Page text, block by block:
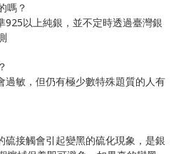
嗎？
925 以上純銀，並不定時透過臺灣銀
過敏，但仍有極少數特殊題質的人有
硫接觸會引起變黑的硫化現象，是銀